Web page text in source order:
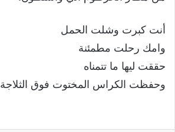
أنت كبرت وشلت الحمل
وامك رحلت مطمئنة
حققت ليها ما تتمناه
وحفظت الكراس المختوت فوق الثلاجة